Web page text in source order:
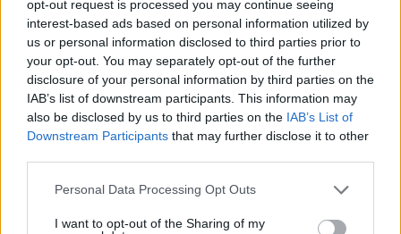
opt-out request is processed you may continue seeing
interest-based ads based on personal information utilized by
us or personal information disclosed to third parties prior to
your opt-out. You may separately opt-out of the further
disclosure of your personal information by third parties on the
IAB’s list of downstream participants. This information may
also be disclosed by us to third parties on the IAB’s List of
Downstream Participants that may further disclose it to other
Please note that this website/app uses one or more Google
not limited to your visit or usage behaviour. You may click to
Personal Data Processing Opt Outs
I want to opt-out of the Sharing of my